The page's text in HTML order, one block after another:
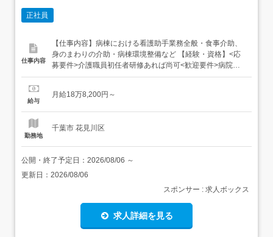
正社員
仕事内容
【仕事内容】病棟における看護助手業務全般・食事介助、
身のまわりの介助・病棟環境整備など 【経験・資格】<応
募要件>介護職員初任者研修あれば尚可<歓迎要件>病院や
介護施設で身体介助を行っていた方は優遇 【給与】月給
処遇改善手当扶養手当精勤手当 残業手当昇給 年1回賞与 年
給与
月給18万8,200円～
勤務地
千葉市 花見川区
公開・終了予定日： 2026/08/06 ～
更新日： 2026/08/06
スポンサー : 求人ボックス
求人詳細を見る